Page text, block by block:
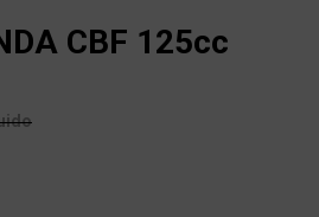
CBF 125cc